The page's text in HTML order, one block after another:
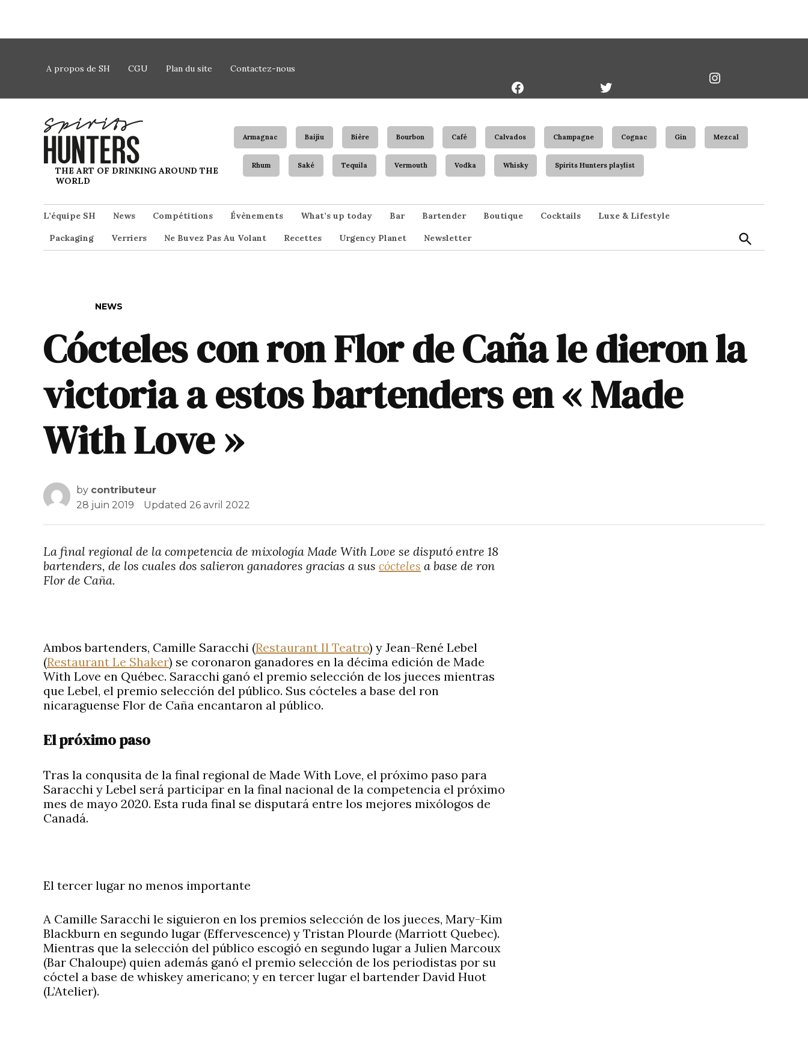
A propos de SH CGU Plan du site Contactez-nous
Spirits Hunters
THE ART OF DRINKING AROUND THE
WORLD
Armagnac Baijiu Bière Bourbon Café Calvados Champagne Cognac Gin Mezcal
Rhum Saké Tequila Vermouth Vodka Whisky Spirits Hunters playlist
L’équipe SH News Compétitions Évènements What’s up today Bar Bartender Boutique Cocktails Luxe & Lifestyle
Packaging Verriers Ne Buvez Pas Au Volant Recettes Urgency Planet Newsletter
NEWS
Cócteles con ron Flor de Caña le dieron la
victoria a estos bartenders en « Made
With Love »
by contributeur
28 juin 2019
Updated 26 avril 2022
La final regional de la competencia de mixología Made With Love se disputó entre 18
bartenders, de los cuales dos salieron ganadores gracias a sus cócteles a base de ron
Flor de Caña.
Ambos bartenders, Camille Saracchi (Restaurant Il Teatro) y Jean-René Lebel
(Restaurant Le Shaker) se coronaron ganadores en la décima edición de Made
With Love en Québec. Saracchi ganó el premio selección de los jueces mientras
que Lebel, el premio selección del público. Sus cócteles a base del ron
nicaraguense Flor de Caña encantaron al público.
El próximo paso
Tras la conqusita de la final regional de Made With Love, el próximo paso para
Saracchi y Lebel será participar en la final nacional de la competencia el próximo
mes de mayo 2020. Esta ruda final se disputará entre los mejores mixólogos de
Canadá.
El tercer lugar no menos importante
A Camille Saracchi le siguieron en los premios selección de los jueces, Mary-Kim
Blackburn en segundo lugar (Effervescence) y Tristan Plourde (Marriott Quebec).
Mientras que la selección del público escogió en segundo lugar a Julien Marcoux
(Bar Chaloupe) quien además ganó el premio selección de los periodistas por su
cóctel a base de whiskey americano; y en tercer lugar el bartender David Huot
(L’Atelier).